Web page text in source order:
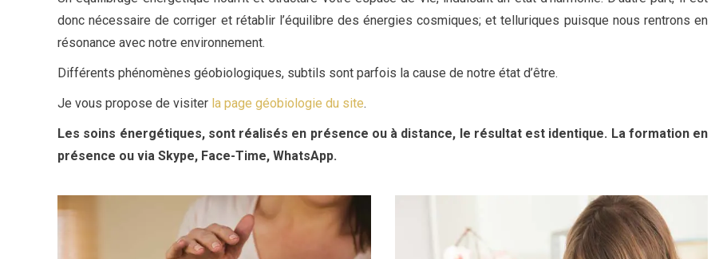
donc nécessaire de corriger et rétablir l’équilibre des énergies cosmiques; et telluriques puisque nous rentrons en
résonance avec notre environnement.
Différents phénomènes géobiologiques, subtils sont parfois la cause de notre état d’être.
Je vous propose de visiter la page géobiologie du site.
Les soins énergétiques, sont réalisés en présence ou à distance, le résultat est identique. La formation en
présence ou via Skype, Face-Time, WhatsApp.